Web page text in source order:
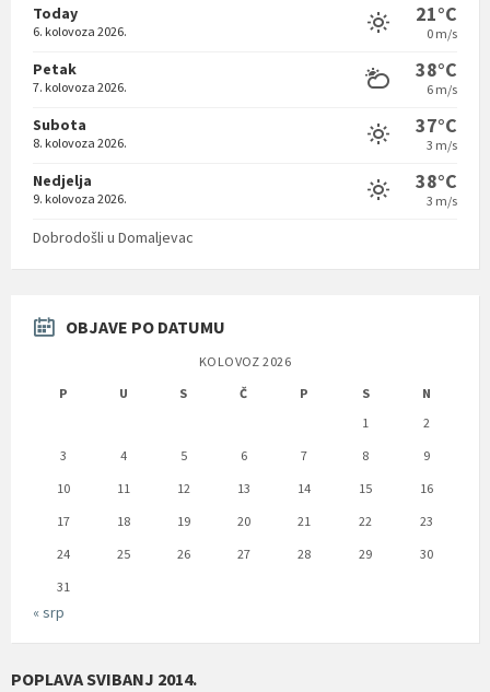
Today
6. kolovoza 2026.
21°C
0 m/s
Petak
7. kolovoza 2026.
38°C
6 m/s
Subota
8. kolovoza 2026.
37°C
3 m/s
Nedjelja
9. kolovoza 2026.
38°C
3 m/s
Dobrodošli u Domaljevac
OBJAVE PO DATUMU
KOLOVOZ 2026
P
U S Č P S
N
1
2
3
4 5 6 7 8
9
10
11 12 13 14 15
16
17
18 19 20 21 22
23
24
25 26 27 28 29
30
31
« srp
POPLAVA SVIBANJ 2014.